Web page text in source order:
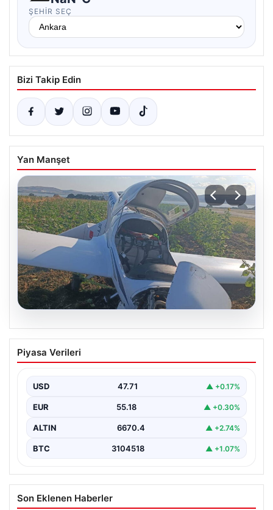
ŞEHIR SEÇ
Bizi Takip Edin
Yan Manşet
06.08.2026
Uçak sert iniş yaptı: Pilot yaralandı
Piyasa Verileri
USD 47.71 ▲ +0.17%
EUR 55.18 ▲ +0.30%
ALTIN 6670.4 ▲ +2.74%
BTC 3104518 ▲ +1.07%
Son Eklenen Haberler